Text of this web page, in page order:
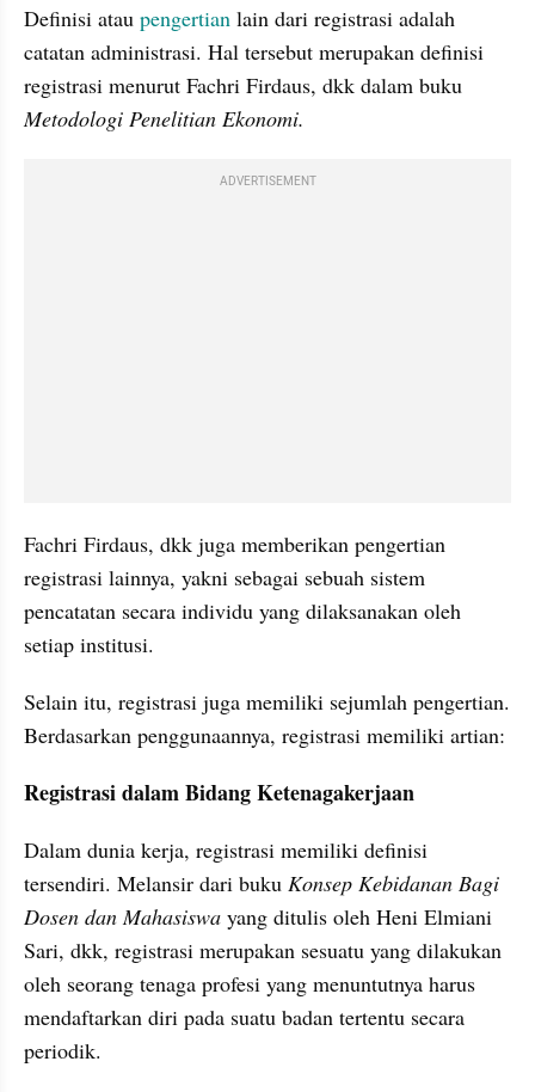
Definisi atau pengertian lain dari registrasi adalah
catatan administrasi. Hal tersebut merupakan definisi
Metodologi Penelitian Ekonomi.
ADVERTISEMENT
Fachri Firdaus, dkk juga memberikan pengertian
registrasi lainnya, yakni sebagai sebuah sistem
pencatatan secara individu yang dilaksanakan oleh
setiap institusi.
Selain itu, registrasi juga memiliki sejumlah pengertian.
Berdasarkan penggunaannya, registrasi memiliki artian:
Registrasi dalam Bidang Ketenagakerjaan
Dalam dunia kerja, registrasi memiliki definisi
tersendiri. Melansir dari buku Konsep Kebidanan Bagi
Dosen dan Mahasiswa yang ditulis oleh Heni Elmiani
Sari, dkk, registrasi merupakan sesuatu yang dilakukan
oleh seorang tenaga profesi yang menuntutnya harus
mendaftarkan diri pada suatu badan tertentu secara
periodik.